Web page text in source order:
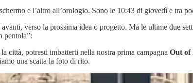
e l’altro all’orologio. Sono le 10:43 di giovedì e tra
verso la prossima idea o progetto. Ma le ultime due
pentola”:
città, potresti imbatterti nella nostra prima campagna Out of
una scatta la foto di rito.